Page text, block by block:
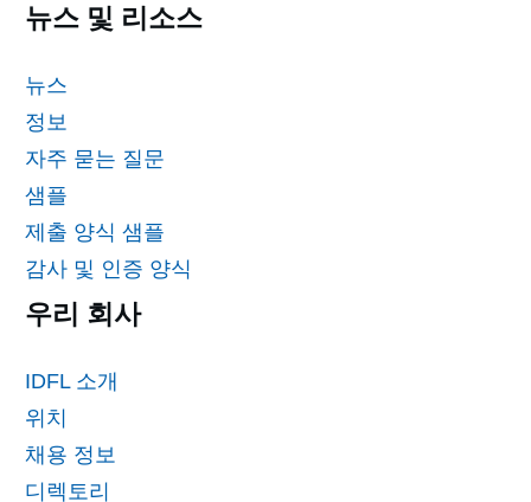
뉴스 및 리소스
뉴스
정보
자주 묻는 질문
샘플
제출 양식 샘플
감사 및 인증 양식
우리 회사
IDFL 소개
위치
채용 정보
디렉토리